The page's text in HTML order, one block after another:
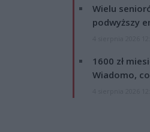
Wielu
podwyższy
1600 zł
Wiadomo,